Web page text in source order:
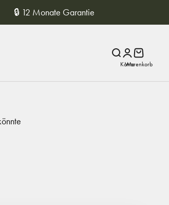
🔒 12 Monate Garantie
SucheAnmelden